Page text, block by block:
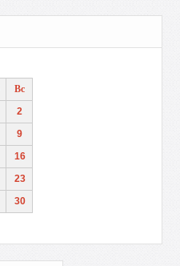
Вс
2
9
16
23
30